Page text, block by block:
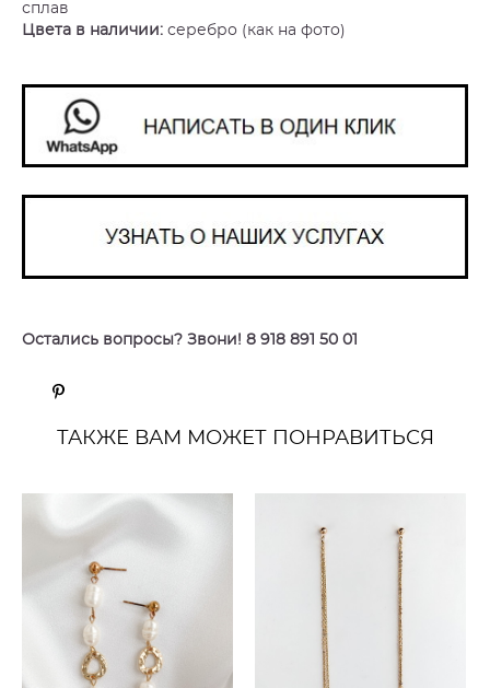
сплав
Цвета в наличии: серебро (как на фото)
Остались вопросы? Звони! 8 918 891 50 01
ТАКЖЕ ВАМ МОЖЕТ ПОНРАВИТЬСЯ